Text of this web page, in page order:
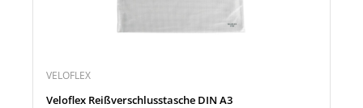
VELOFLEX
Veloflex Reißverschlusstasche DIN A3